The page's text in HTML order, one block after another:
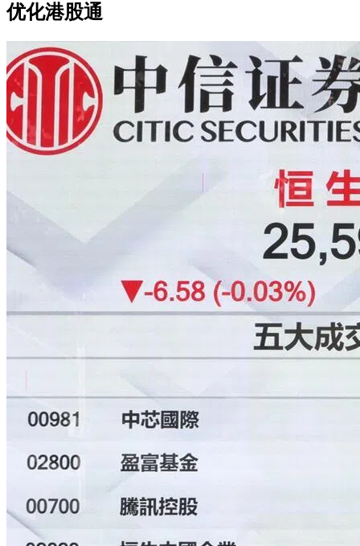
优化港股通